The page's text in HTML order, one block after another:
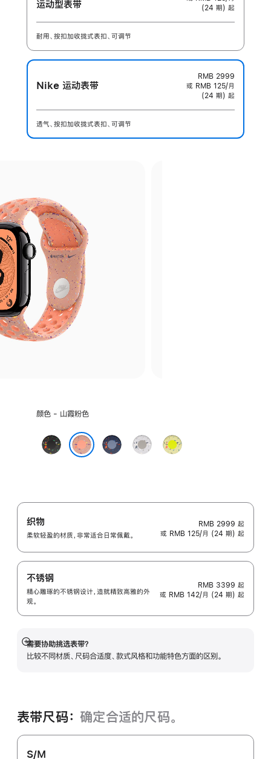
运动型表带
(24 期) 起
耐用、按扣加收拢式表扣、可调节
Nike 运动表带
RMB 2999
或 RMB 125/月
(24 期) 起
透气、按扣加收拢式表扣、可调节
选
色:
颜色 - 山霞粉色
午
夜
缎
带
朦
胧
荧
光
织物
柔软轻盈的材质，非常适合日常佩戴。
RMB 2999 起
或 RMB 125/月 (24 期) 起
不锈钢
精心雕琢的不锈钢设计，造就精致高雅的外
观。
RMB 3399 起
或 RMB 142/月 (24 期) 起
需要协助挑选表带？
比较不同材质、尺码合适度、款式风格和功能特色方面的区别。
展
开
表带尺码： 确定合适的尺码。
S/M